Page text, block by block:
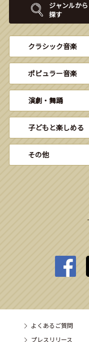
ジャンルから
探す
クラシック音楽
ポピュラー音楽
演劇・舞踊
子どもと楽しめる
その他
よくあるご質問
プレスリリース